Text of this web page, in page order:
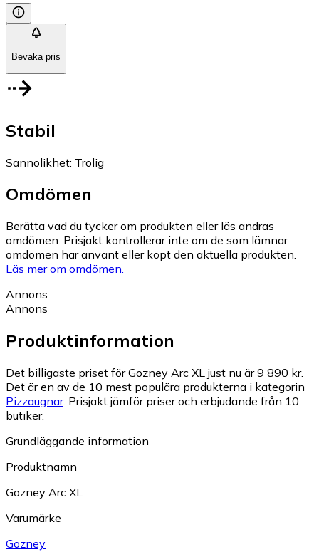
Bevaka pris
Stabil
Sannolikhet: Trolig
Omdömen
Berätta vad du tycker om produkten eller läs andras
omdömen. Prisjakt kontrollerar inte om de som lämnar
omdömen har använt eller köpt den aktuella produkten.
Läs mer om omdömen.
Annons
Annons
Produktinformation
Det billigaste priset för Gozney Arc XL just nu är 9 890 kr.
Det är en av de 10 mest populära produkterna i kategorin
Pizzaugnar. Prisjakt jämför priser och erbjudande från 10
butiker.
Grundläggande information
Produktnamn
Gozney Arc XL
Varumärke
Gozney